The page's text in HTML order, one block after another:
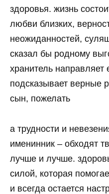
здоровья. жизнь
любви близких,
неожиданностей,
сказал бы родному
хранитель направляет
подсказывает верные
сын, пожелать
а трудности и
именинник – обходят
лучше и лучше.
силой, которая
и всегда остается